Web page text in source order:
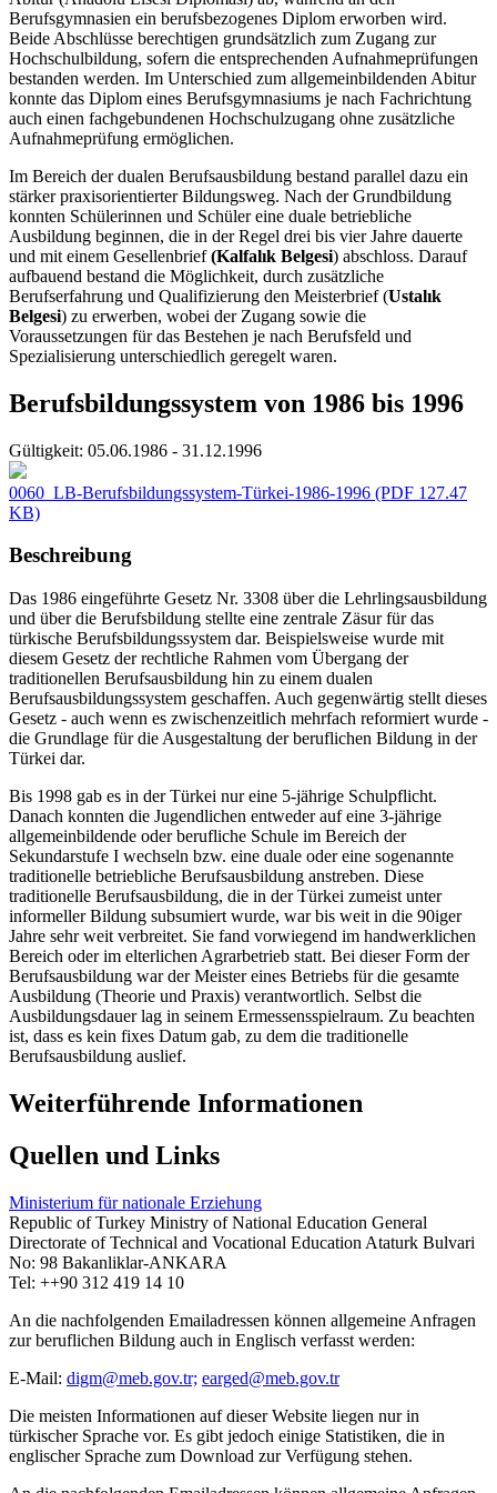
Berufsgymnasien ein berufsbezogenes Diplom erworben wird.
Beide Abschlüsse berechtigen grundsätzlich zum Zugang zur
Hochschulbildung, sofern die entsprechenden Aufnahmeprüfungen
bestanden werden. Im Unterschied zum allgemeinbildenden Abitur
konnte das Diplom eines Berufsgymnasiums je nach Fachrichtung
auch einen fachgebundenen Hochschulzugang ohne zusätzliche
Aufnahmeprüfung ermöglichen.
Im Bereich der dualen Berufsausbildung bestand parallel dazu ein
stärker praxisorientierter Bildungsweg. Nach der Grundbildung
konnten Schülerinnen und Schüler eine duale betriebliche
Ausbildung beginnen, die in der Regel drei bis vier Jahre dauerte
und mit einem Gesellenbrief(Kalfalık Belgesi) abschloss. Darauf
aufbauend bestand die Möglichkeit, durch zusätzliche
Berufserfahrung und Qualifizierung den Meisterbrief (Ustalık
Belgesi) zu erwerben, wobei der Zugang sowie die
Voraussetzungen für das Bestehen je nach Berufsfeld und
Spezialisierung unterschiedlich geregelt waren.
Berufsbildungssystem von 1986 bis 1996
Gültigkeit: 05.06.1986 - 31.12.1996
0060_LB-Berufsbildungssystem-Türkei-1986-1996 (PDF 127.47
KB)
Beschreibung
Das 1986 eingeführte Gesetz Nr. 3308 über die Lehrlingsausbildung
und über die Berufsbildung stellte eine zentrale Zäsur für das
türkische Berufsbildungssystem dar. Beispielsweise wurde mit
diesem Gesetz der rechtliche Rahmen vom Übergang der
traditionellen Berufsausbildung hin zu einem dualen
Berufsausbildungssystem geschaffen. Auch gegenwärtig stellt dieses
Gesetz - auch wenn es zwischenzeitlich mehrfach reformiert wurde -
die Grundlage für die Ausgestaltung der beruflichen Bildung in der
Türkei dar.
Bis 1998 gab es in der Türkei nur eine 5-jährige Schulpflicht.
Danach konnten die Jugendlichen entweder auf eine 3-jährige
allgemeinbildende oder berufliche Schule im Bereich der
Sekundarstufe I wechseln bzw. eine duale oder eine sogenannte
traditionelle betriebliche Berufsausbildung anstreben. Diese
traditionelle Berufsausbildung, die in der Türkei zumeist unter
informeller Bildung subsumiert wurde, war bis weit in die 90iger
Jahre sehr weit verbreitet. Sie fand vorwiegend im handwerklichen
Bereich oder im elterlichen Agrarbetrieb statt. Bei dieser Form der
Berufsausbildung war der Meister eines Betriebs für die gesamte
Ausbildung (Theorie und Praxis) verantwortlich. Selbst die
Ausbildungsdauer lag in seinem Ermessensspielraum. Zu beachten
ist, dass es kein fixes Datum gab, zu dem die traditionelle
Berufsausbildung auslief.
Weiterführende Informationen
Quellen und Links
Ministerium für nationale Erziehung
Republic of Turkey Ministry of National Education General
Directorate of Technical and Vocational Education Ataturk Bulvari
No: 98 Bakanliklar-ANKARA
Tel: ++90 312 419 14 10
An die nachfolgenden Emailadressen können allgemeine Anfragen
zur beruflichen Bildung auch in Englisch verfasst werden:
E-Mail: digm@meb.gov.tr; earged@meb.gov.tr
Die meisten Informationen auf dieser Website liegen nur in
türkischer Sprache vor. Es gibt jedoch einige Statistiken, die in
englischer Sprache zum Download zur Verfügung stehen.